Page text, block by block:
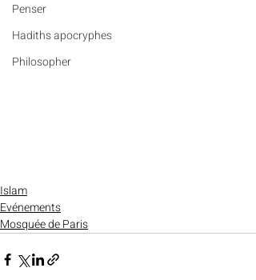
Penser
Hadiths apocryphes
Philosopher
Islam
Evénements
Mosquée de Paris